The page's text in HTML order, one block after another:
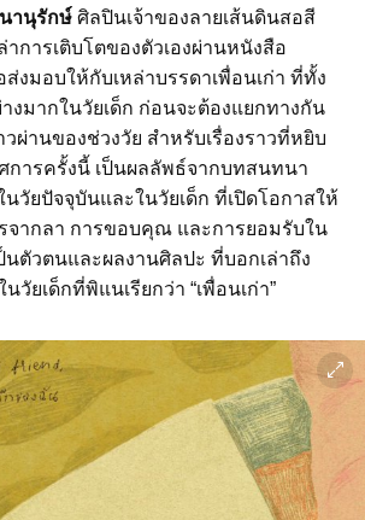
านุรักษ์ ศิลปินเจ้าของลายเส้นดินสอสี
าการเติบโตของตัวเองผ่านหนังสือ
งมอบให้กับเหล่าบรรดาเพื่อนเก่า ที่ทั้ง
งมากในวัยเด็ก ก่อนจะต้องแยกทางกัน
วผ่านของช่วงวัย สำหรับเรื่องราวที่หยิบ
การครั้งนี้ เป็นผลลัพธ์จากบทสนทนา
นวัยปัจจุบันและในวัยเด็ก ที่เปิดโอกาสให้
รจากลา การขอบคุณ และการยอมรับใน
นตัวตนและผลงานศิลปะ ที่บอกเล่าถึง
วัยเด็กที่พิแนเรียกว่า “เพื่อนเก่า”